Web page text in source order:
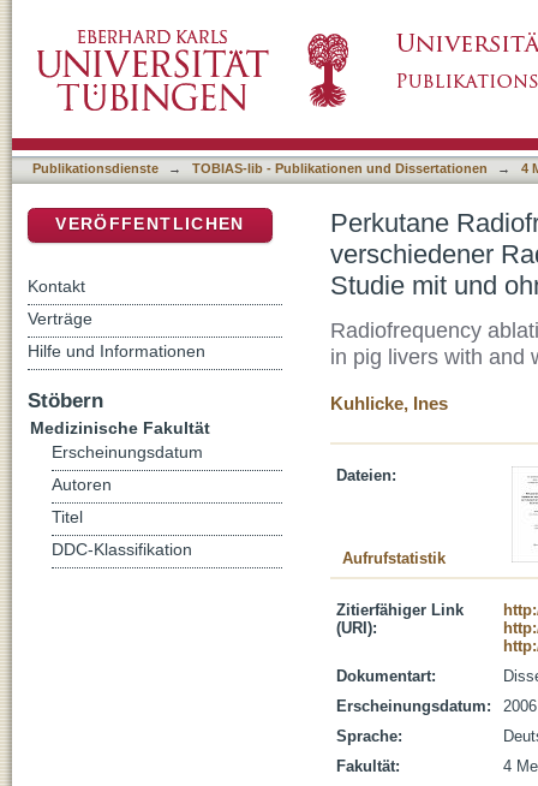
in einer tierexperimentellen Studie mit und
Publikationsdienste → TOBIAS-lib - Publikationen und Dissertationen → 4
Perkutane
verschiedener
Studie mit und
Radiofrequency
in pig livers with and
Kuhlicke, Ines
Dateien:
Aufrufstatistik
Zitierfähiger Link
(URI):
Dokumentart:
Erscheinungsdatum:
2006
Sprache:
Fakultät:
4
VERÖFFENTLICHEN
Kontakt
Verträge
Hilfe und Informationen
Stöbern
Medizinische Fakultät
Erscheinungsdatum
Autoren
Titel
DDC-Klassifikation